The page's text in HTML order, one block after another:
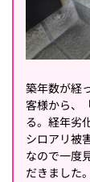
築年数が経
客様から、
る。経年劣
シロアリ被
なので一度
だきました。